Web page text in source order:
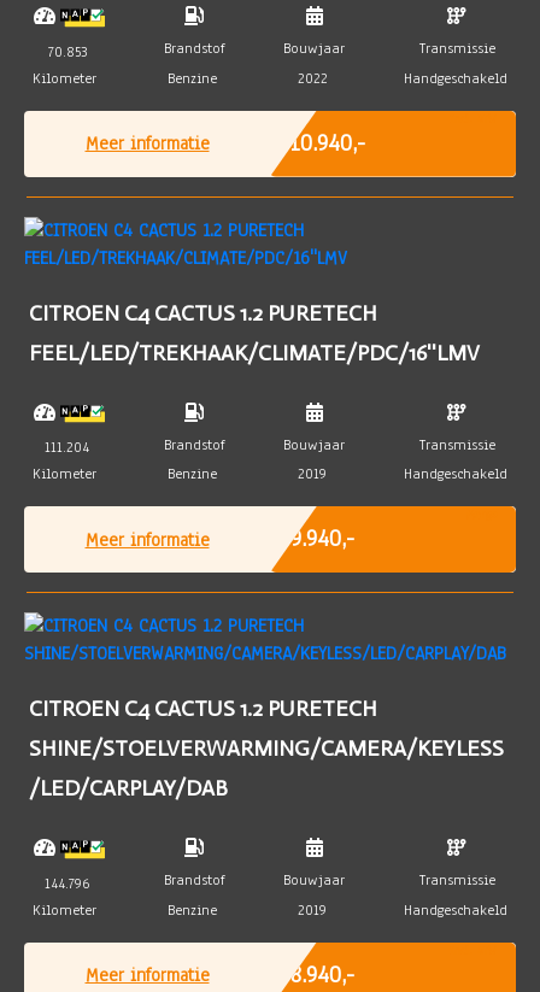
70.853
Kilometer
Brandstof
Benzine
Bouwjaar
2022
Transmissie
Handgeschakeld
Meer informatie € 10.940,-
CITROEN C4 CACTUS 1.2 PURETECH
FEEL/LED/TREKHAAK/CLIMATE/PDC/16''LMV
111.204
Kilometer
Brandstof
Benzine
Bouwjaar
2019
Transmissie
Handgeschakeld
Meer informatie € 9.940,-
CITROEN C4 CACTUS 1.2 PURETECH
SHINE/STOELVERWARMING/CAMERA/KEYLESS
/LED/CARPLAY/DAB
144.796
Kilometer
Brandstof
Benzine
Bouwjaar
2019
Transmissie
Handgeschakeld
Meer informatie € 8.940,-